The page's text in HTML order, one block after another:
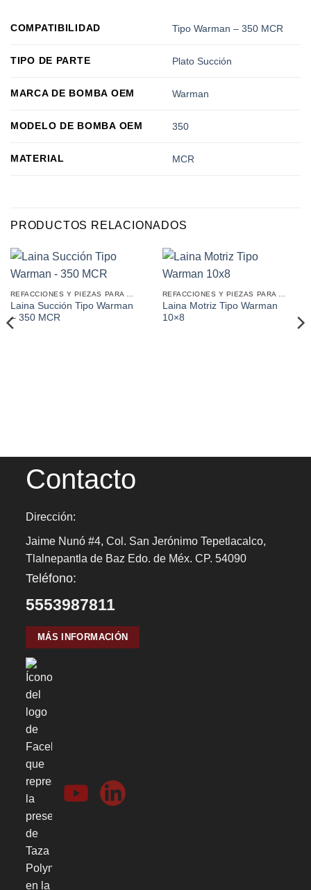
COMPATIBILIDAD Tipo Warman – 350 MCR
TIPO DE PARTE Plato Succión
MARCA DE BOMBA OEM Warman
MODELO DE BOMBA OEM 350
MATERIAL MCR
PRODUCTOS RELACIONADOS
Laina Succión Tipo Warman
– 350 MCR
Laina Motriz Tipo Warman
10×8
Contacto
Dirección:
Jaime Nunó #4, Col. San Jerónimo Tepetlacalco,
Tlalnepantla de Baz Edo. de Méx. CP. 54090
Teléfono:
5553987811
MÁS INFORMACIÓN